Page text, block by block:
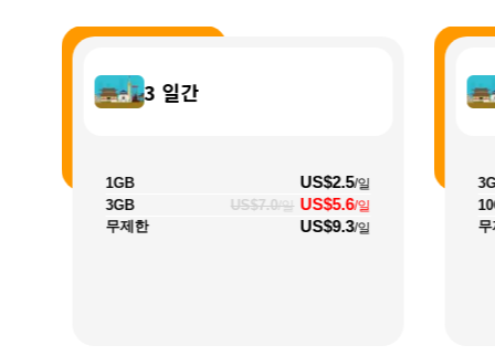
3 일간
1GB US$2.5/일
3GB US$7.0/일 US$5.6/일
무제한 US$9.3/일